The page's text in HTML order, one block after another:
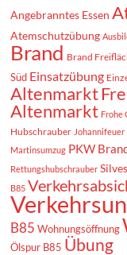
Angebranntes Essen
Atemschutzübung
Brand Brand
Süd Einsatzübung
Altenmarkt
Altenmarkt Frohe
Hubschrauber Johannifeuer
Martinsumzug PKW
Rettungshubschrauber
B85
B85 Wohnungsöffnung
Ölspur B85 Übung